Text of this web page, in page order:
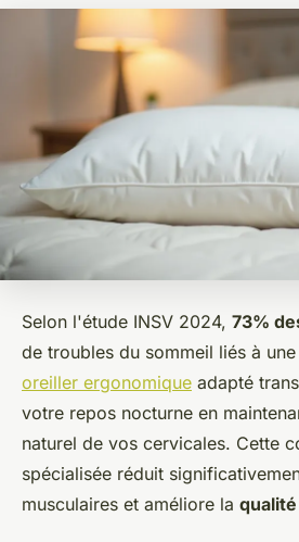
Selon l'étude INSV 2024, 73%
de troubles du sommeil liés à
oreiller ergonomique adapté
votre repos nocturne en
naturel de vos cervicales. Cette
spécialisée réduit
musculaires et améliore la